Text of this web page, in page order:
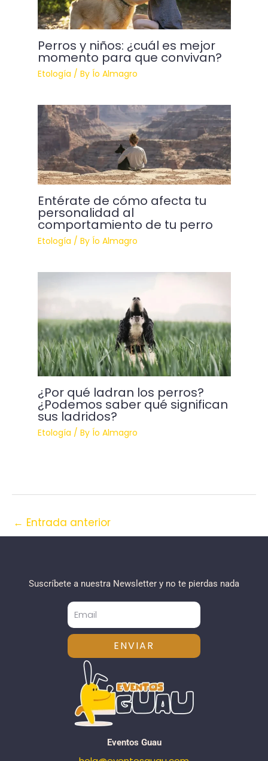
Perros y niños: ¿cuál es mejor
momento para que convivan?
Etología / By Ío Almagro
Entérate de cómo afecta tu
personalidad al
comportamiento de tu perro
Etología / By Ío Almagro
¿Por qué ladran los perros?
¿Podemos saber qué significan
sus ladridos?
Etología / By Ío Almagro
← Entrada anterior
Suscríbete a nuestra Newsletter y no te pierdas nada
ENVIAR
Eventos Guau